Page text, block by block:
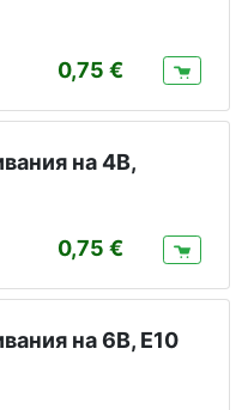
0,75
на 4В,
0,75
на 6B, E10